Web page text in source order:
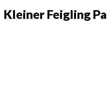
Kleiner Feigling